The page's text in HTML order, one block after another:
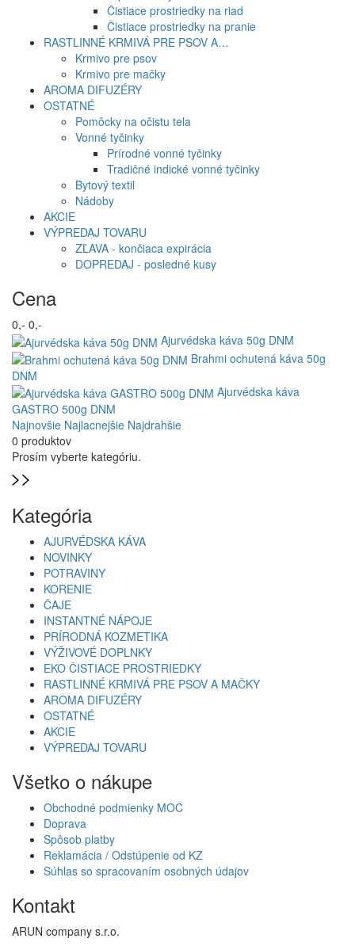
Čistiace prostriedky na riad
Čistiace prostriedky na pranie
RASTLINNÉ KRMIVÁ PRE PSOV A…
Krmivo pre psov
Krmivo pre mačky
AROMA DIFUZÉRY
OSTATNÉ
Pomôcky na očistu tela
Vonné tyčinky
Prírodné vonné tyčinky
Tradičné indické vonné tyčinky
Bytový textil
Nádoby
AKCIE
VÝPREDAJ TOVARU
ZĽAVA - končiaca expirácia
DOPREDAJ - posledné kusy
Cena
0,- 0,-
Ajurvédska káva 50g DNM
Brahmi ochutená káva 50g
DNM
Ajurvédska káva
GASTRO 500g DNM
Najnovšie Najlacnejšie Najdrahšie
0 produktov
Prosím vyberte kategóriu.
Kategória
AJURVÉDSKA KÁVA
NOVINKY
POTRAVINY
KORENIE
ČAJE
INSTANTNÉ NÁPOJE
PRÍRODNÁ KOZMETIKA
VÝŽIVOVÉ DOPLNKY
EKO ČISTIACE PROSTRIEDKY
RASTLINNÉ KRMIVÁ PRE PSOV A MAČKY
AROMA DIFUZÉRY
OSTATNÉ
AKCIE
VÝPREDAJ TOVARU
Všetko o nákupe
Obchodné podmienky MOC
Doprava
Spôsob platby
Reklamácia / Odstúpenie od KZ
Súhlas so spracovaním osobných údajov
Kontakt
ARUN company s.r.o.